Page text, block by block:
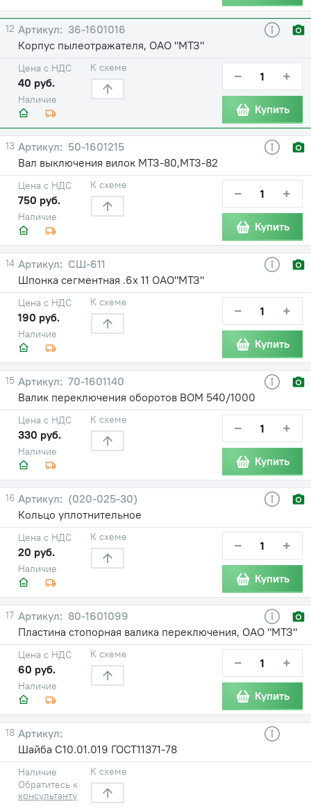
12
36-1601016
Корпус пылеотражателя, ОАО "МТЗ"
Наличие
Цена с НДС
40 руб.
К схеме − +
Купить
13
50-1601215
Вал выключения вилок МТЗ-80,МТЗ-82
Наличие
Цена с НДС
750 руб.
К схеме − +
Купить
14
СШ-611
Шпонка сегментная .6х 11 ОАО"МТЗ"
Наличие
Цена с НДС
190 руб.
К схеме − +
Купить
15
70-1601140
Валик переключения оборотов ВОМ 540/1000
Наличие
Цена с НДС
330 руб.
К схеме − +
Купить
16
(020-025-30)
Кольцо уплотнительное
Наличие
Цена с НДС
20 руб.
К схеме − +
Купить
17
80-1601099
Пластина стопорная валика переключения, ОАО "МТЗ"
Наличие
Цена с НДС
60 руб.
К схеме − +
Купить
18
Шайба С10.01.019 ГОСТ11371-78
Наличие
Обратитесь к
консультанту
К схеме